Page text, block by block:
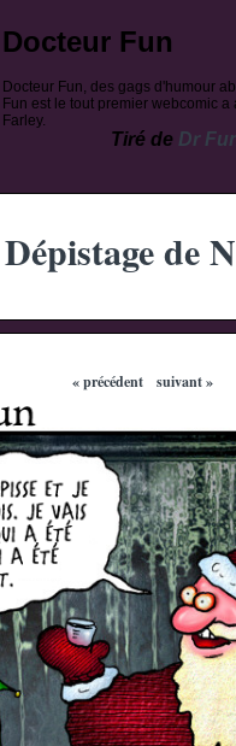
Docteur Fun
Docteur Fun, des gags d'humour
Fun est le tout premier webcomic
Farley.
Tiré de Dr
Dépistage de
« précédent suivant »